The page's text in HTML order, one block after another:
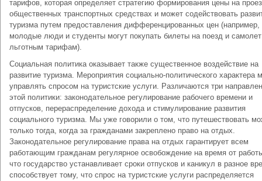
тарифов, которая определяет стратегию формирования цены на
общественных транспортных средствах и может содействовать
туризма путем предоставления дифференцированных цен (например,
молодые люди и студенты могут покупать билеты на поезд и
льготным тарифам).
Социальная политика оказывает также существенное воздействие на
развитие туризма. Мероприятия социально-политического характера
управлять спросом на туристские услуги. Различаются три
этой политики: законодательное регулирование рабочего времени и
отпусков, перераспределение дохода и стимулирование развития
социального туризма. Мы уже говорили о том, что путешествовать
только тогда, когда за гражданами закреплено право на отдых.
Законодательное регулирование права на отдых гарантирует всем
работающим гражданам регулярное освобождение на время от
что государство устанавливает сроки отпусков и каникул в разное
способствует тому, что спрос на туристские услуги распределяется